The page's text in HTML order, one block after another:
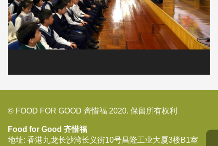
© FOOD FOR GOOD 齊惜福 2020. 保留所有权利
Food for Good 齐惜福
地址: 香港九龙长沙湾长义街10号昌隆工业大厦3楼B1室